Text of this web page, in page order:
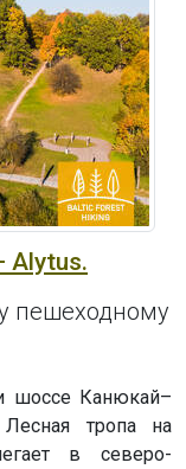
Alytus.
пешеходному
шоссе Канюкай–
тропа на
в северо-